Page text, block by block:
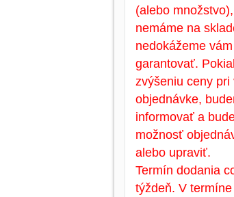
(alebo
nemáme na
nedokážeme
garantovať.
zvýšeniu ceny pri
objednávke,
informovať a
možnosť
alebo upraviť.
Termín dodania
týždeň. V